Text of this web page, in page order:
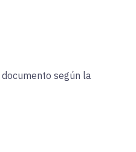
según la